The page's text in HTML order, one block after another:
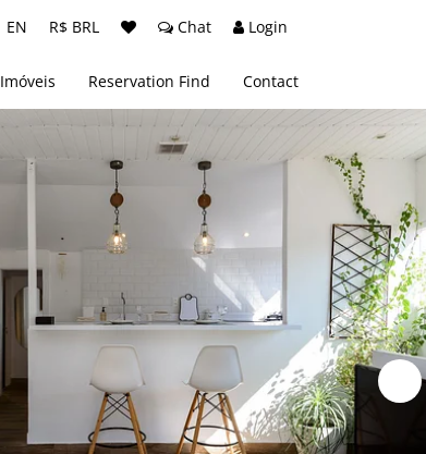
EN R$ BRL Chat Login
Imóveis Reservation Find Contact